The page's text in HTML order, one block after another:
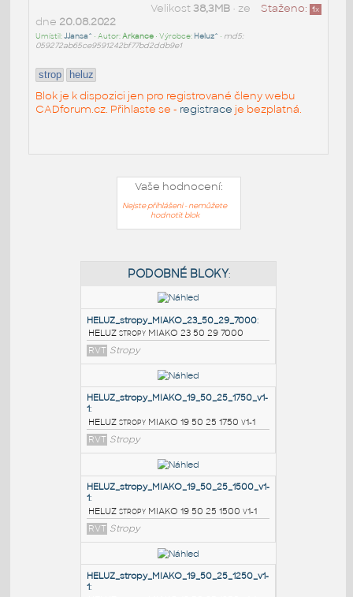
Staženo: 1x
Velikost38,3MB• ze
dne 20.08.2022
Umístil:JJansa^ • Autor:Arkance• Výrobce: Heluz^ • md5:
059272ab65ce9591242bf77bd2ddb9e1
strop heluz
Blok je k dispozici jen pro registrované členy webu
CADforum.cz. Přihlaste se - registrace je bezplatná.
Vaše hodnocení:
Nejste přihlášeni - nemůžete
hodnotit blok
PODOBNÉ BLOKY
HELUZ_stropy_MIAKO_23_50_29_7000
HELUZ stropy MIAKO 23 50 29 7000
RVT Stropy
HELUZ_stropy_MIAKO_19_50_25_1750_v1-
1:
HELUZ stropy MIAKO 19 50 25 1750 v1-1